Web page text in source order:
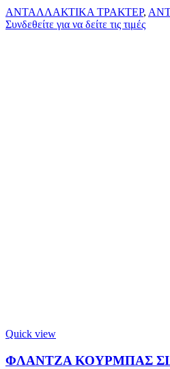
ΑΝΤΑΛΛΑΚΤΙΚΑ ΤΡΑΚΤΕΡ,
Συνδεθείτε για να δείτε τις τιμές
Quick view
ΦΛΑΝΤΖΑ ΚΟΥΡΜΠΑΣ